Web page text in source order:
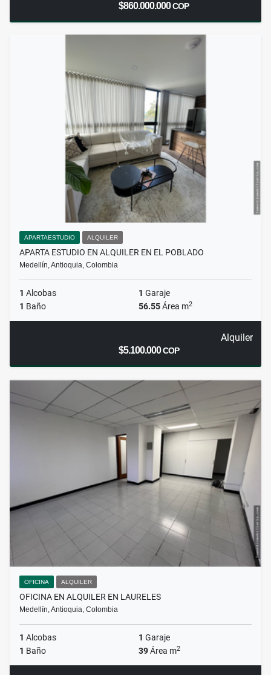
$860.000.000COP
APARTAESTUDIO ALQUILER
APARTA ESTUDIO EN ALQUILER EN EL POBLADO
Medellín, Antioquia, Colombia
1 Alcobas 1 Garaje
1 Baño 56.55Área m2
Alquiler
$5.100.000COP
OFICINA ALQUILER
OFICINA EN ALQUILER EN LAURELES
Medellín, Antioquia, Colombia
1 Alcobas 1 Garaje
1 Baño 39Área m2